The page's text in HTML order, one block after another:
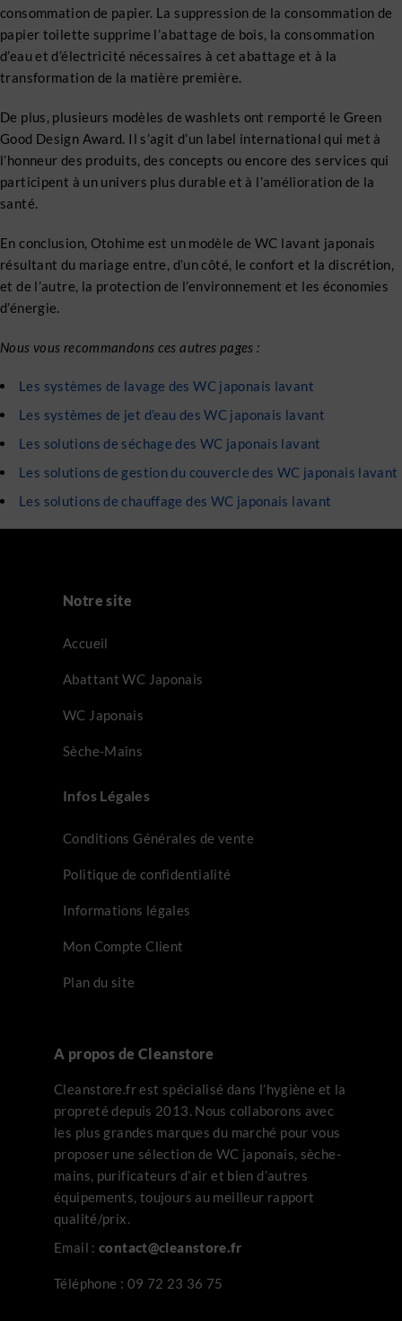
consommation de papier. La suppression de la consommation de
papier toilette supprime l’abattage de bois, la consommation
d’eau et d’électricité nécessaires à cet abattage et à la
transformation de la matière première.
De plus, plusieurs modèles de washlets ont remporté le Green
Good Design Award. Il s’agit d’un label international qui met à
l’honneur des produits, des concepts ou encore des services qui
participent à un univers plus durable et à l’amélioration de la
santé.
En conclusion, Otohime est un modèle de WC lavant japonais
résultant du mariage entre, d’un côté, le confort et la discrétion,
et de l’autre, la protection de l’environnement et les économies
d’énergie.
Nous vous recommandons ces autres pages :
Les systèmes de lavage des WC japonais lavant
Les systèmes de jet d’eau des WC japonais lavant
Les solutions de séchage des WC japonais lavant
Les solutions de gestion du couvercle des WC japonais lavant
Les solutions de chauffage des WC japonais lavant
Notre site
Accueil
Abattant WC Japonais
WC Japonais
Sèche-Mains
Infos Légales
Conditions Générales de vente
Politique de confidentialité
Informations légales
Mon Compte Client
Plan du site
A propos de Cleanstore
Cleanstore.fr est spécialisé dans l’hygiène et la
propreté depuis 2013. Nous collaborons avec
les plus grandes marques du marché pour vous
proposer une sélection de WC japonais, sèche-
mains, purificateurs d’air et bien d’autres
équipements, toujours au meilleur rapport
qualité/prix.
Email : contact@cleanstore.fr
Téléphone : 09 72 23 36 75